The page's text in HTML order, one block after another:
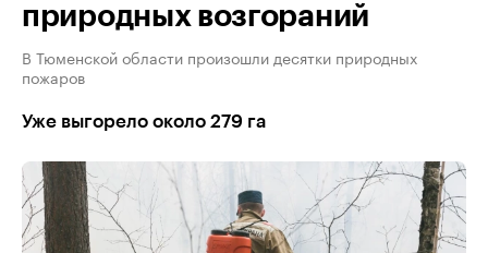
природных возгораний
В Тюменской области произошли десятки природных
пожаров
Уже выгорело около 279 га